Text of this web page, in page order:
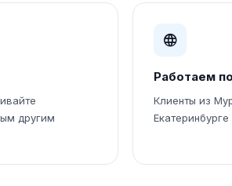
другим
Работаем
Клиенты из